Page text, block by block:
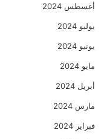
أغسطس 2024
يوليو 2024
يونيو 2024
مايو 2024
أبريل 2024
مارس 2024
فبراير 2024